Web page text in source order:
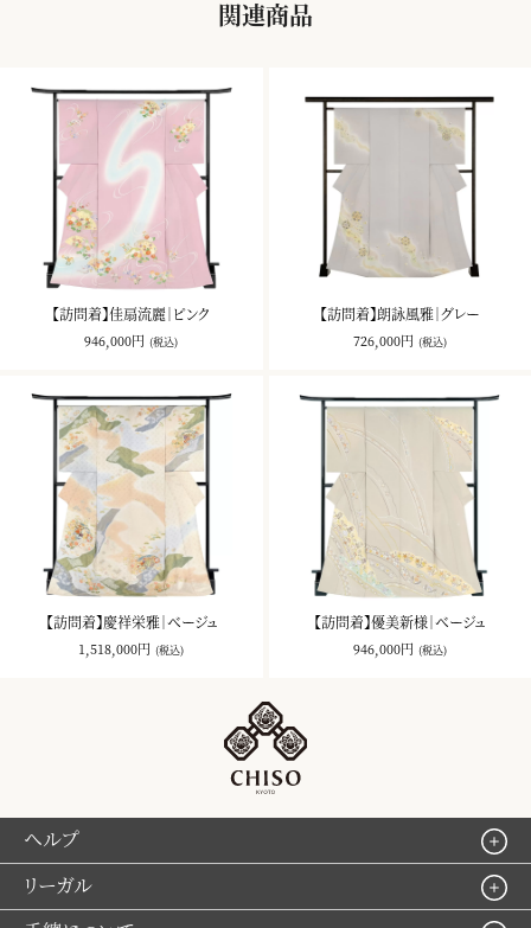
関連商品
【訪問着】佳扇流麗｜ピンク
946,000円 (税込)
【訪問着】朗詠風雅｜グレー
726,000円 (税込)
【訪問着】慶祥栄雅｜ベージュ
1,518,000円 (税込)
【訪問着】優美新様｜ベージュ
946,000円 (税込)
ヘルプ
リーガル